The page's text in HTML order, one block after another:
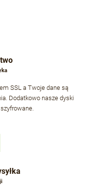
SSL a Twoje dane są
Dodatkowo nasze dyski